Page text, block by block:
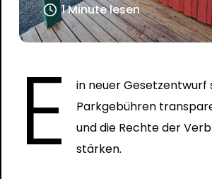
1 Minute lesen
E
in neuer Gesetzentwurf
Parkgebühren
und die Rechte der
stärken.